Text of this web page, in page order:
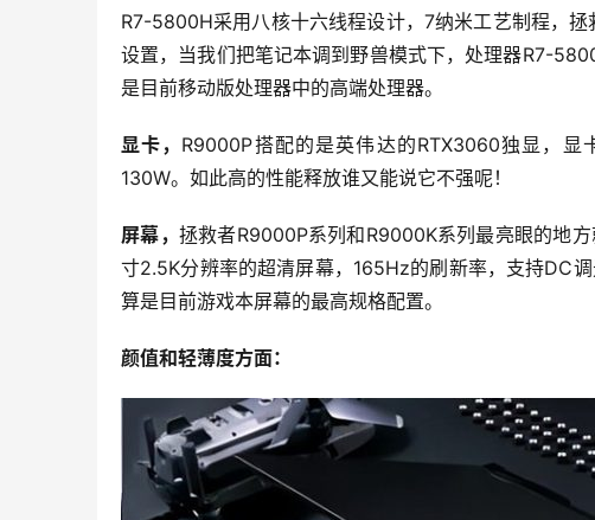
R7-5800H采用八核十六线程设计，7纳米工艺制程，拯
设置，当我们把笔记本调到野兽模式下，处理器R7-
是目前移动版处理器中的高端处理器。
显卡， R9000P搭配的是英伟达的RTX3060独显，
130W。如此高的性能释放谁又能说它不强呢！
屏幕， 拯救者R9000P系列和R9000K系列最亮眼的地
寸2.5K分辨率的超清屏幕，165Hz的刷新率，支持DC
算是目前游戏本屏幕的最高规格配置。
颜值和轻薄度方面：